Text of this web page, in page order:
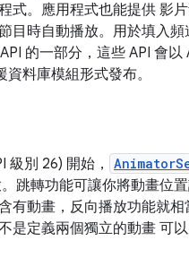
式。應用程式也能提供 影
目時自動播放。用於填入頻
的一部分，這些 API 會以
料庫模組形式發布。
級別 26) 開始，
跳轉功能可讓你將動畫位
有動畫，反向播放功能就相
是定義兩個獨立的動畫 可